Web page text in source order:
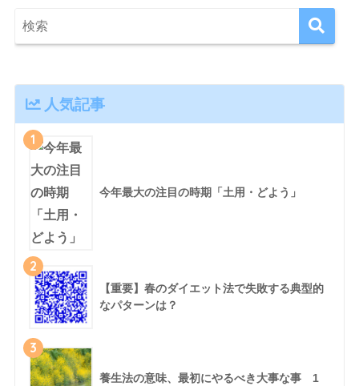
人気記事
1
今年最大の注目の時期「土用・どよう」
2
【重要】春のダイエット法で失敗する典型的
なパターンは？
3
養生法の意味、最初にやるべき大事な事 1